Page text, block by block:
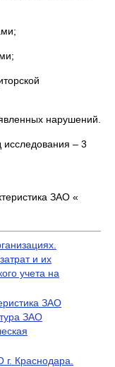
нарушений.
– 3
ЗАО «
и их
учета на
ЗАО
ЗАО
Краснодара.